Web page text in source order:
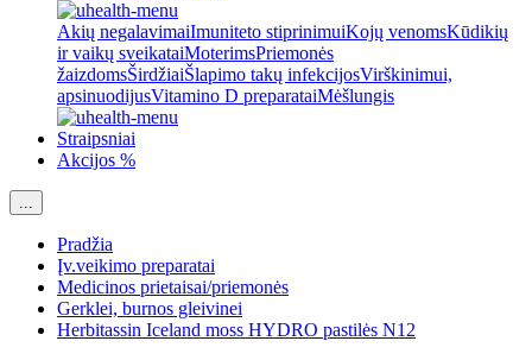
Akių negalavimaiImuniteto stiprinimuiKojų venomsKūdikių
ir vaikų sveikataiMoterimsPriemonės
žaizdomsŠirdžiaiŠlapimo takų infekcijosVirškinimui,
apsinuodijusVitamino D preparataiMėšlungis
Straipsniai
Akcijos %
...
Pradžia
Įv.veikimo preparatai
Medicinos prietaisai/priemonės
Gerklei, burnos gleivinei
Herbitassin Iceland moss HYDRO pastilės N12